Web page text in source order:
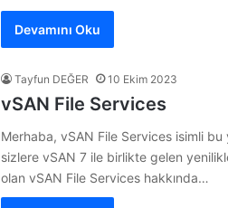
Devamını Oku
Tayfun DEĞER 10 Ekim 2023
vSAN File Services
Merhaba, vSAN File Services isimli bu
sizlere vSAN 7 ile birlikte gelen
olan vSAN File Services hakkında…